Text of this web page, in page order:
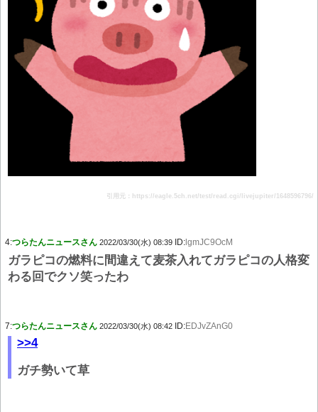
引用元：https://eagle.5ch.net/test/read.cgi/livejupiter/1648596796/
4:つらたんニュースさん 2022/03/30(水) 08:39 ID: lgmJC9OcM
ガラピコの燃料に間違えて麦茶入れてガラピコの人格変
わる回でクソ笑ったわ
7:つらたんニュースさん 2022/03/30(水) 08:42 ID:EDJvZAnG0
>>4
ガチ勢いて草